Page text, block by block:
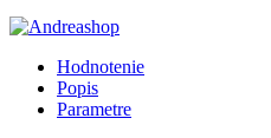
Hodnotenie
Popis
Parametre